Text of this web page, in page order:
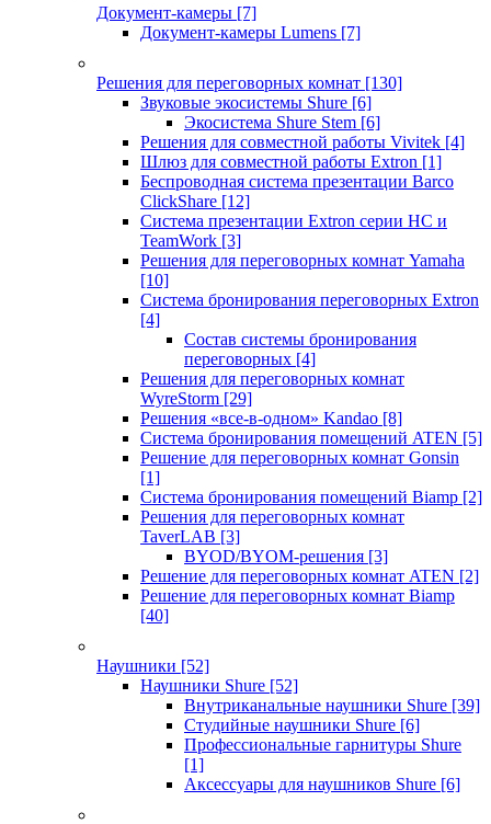
Документ-камеры [7]
Документ-камеры Lumens [7]
Решения для переговорных комнат [130]
Звуковые экосистемы Shure [6]
Экосистема Shure Stem [6]
Решения для совместной работы Vivitek [4]
Шлюз для совместной работы Extron [1]
Беспроводная система презентации Barco
ClickShare [12]
Система презентации Extron серии HC и
TeamWork [3]
Решения для переговорных комнат Yamaha
[10]
Система бронирования переговорных Extron
[4]
Состав системы бронирования
переговорных [4]
Решения для переговорных комнат
WyreStorm [29]
Решения «все-в-одном» Kandao [8]
Система бронирования помещений ATEN [5]
Решение для переговорных комнат Gonsin
[1]
Система бронирования помещений Biamp [2]
Решения для переговорных комнат
TaverLAB [3]
BYOD/BYOM-решения [3]
Решение для переговорных комнат ATEN [2]
Решение для переговорных комнат Biamp
[40]
Наушники [52]
Наушники Shure [52]
Внутриканальные наушники Shure [39]
Студийные наушники Shure [6]
Профессиональные гарнитуры Shure
[1]
Аксессуары для наушников Shure [6]